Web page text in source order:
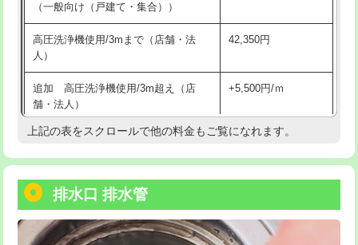
※給水管工事は20mmまでの価格です。
給水管工事※（保温材使用（バンド止
め込み）)
5,500円
給水管工事※（土の掘削・埋め戻し作
業)
11,000円
給水管工事※（塩ビ管（VP・HI）使
用/3ｍまで)
用（追加）/3ｍ超え)
給水管工事※（ライニング鋼管・銅
管・ポリ管・HT管使用/3ｍまで)
44,000円
（一般向け（戸建て・集合））
高圧洗浄機使用/3mまで（店舗・法
人）
42,350円
追加 高圧洗浄機使用/3m超え（店
舗・法人）
+5,500円/ｍ
高度高圧洗浄換 現地調査
トーラー機使用/3mまで
追加トーラー機使用/3m超え +3,300円
上記の表をスクロールで他の料金もご覧になれます。
排水口 排水管